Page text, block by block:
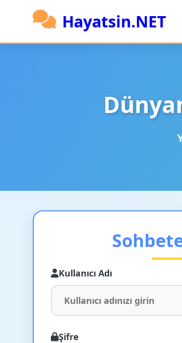
Hayatsin.NET
Kullanıcı Adı
Şifre